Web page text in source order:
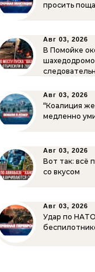
просить
Авг 03, 2026
В Помойке
Авг 03, 2026
“Коалиция
медленно
Авг 03, 2026
Вот так: всё
со вкусом
Авг 03, 2026
Удар по